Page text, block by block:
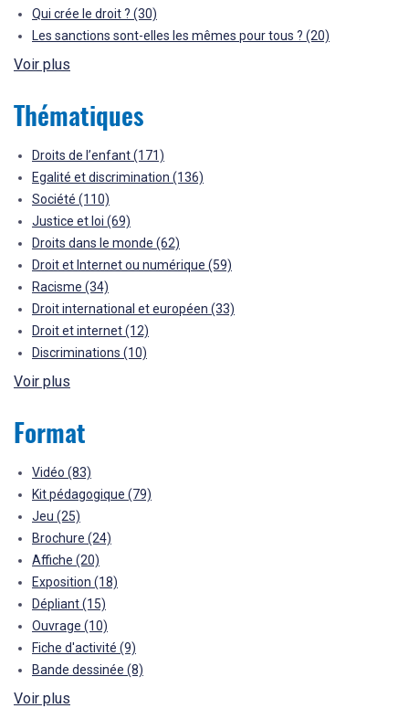
Qui crée le droit ? (30)
Les sanctions sont-elles les mêmes pour tous ? (20)
Voir plus
Thématiques
Droits de l’enfant(171)
Egalité et discrimination (136)
Société (110)
Justice et loi (69)
Droits dans le monde (62)
Droit et Internet ou numérique (59)
Racisme (34)
Droit international et européen (33)
Droit et internet(12)
Discriminations (10)
Voir plus
Format
Vidéo (83)
Kit pédagogique (79)
Jeu (25)
Brochure (24)
Affiche (20)
Exposition (18)
Dépliant(15)
Ouvrage (10)
Fiche d'activité (9)
Bande dessinée (8)
Voir plus